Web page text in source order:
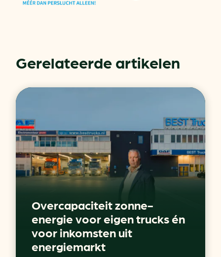
Gerelateerde artikelen
Overcapaciteit zonne-
energie voor eigen trucks én
voor inkomsten uit
energiemarkt